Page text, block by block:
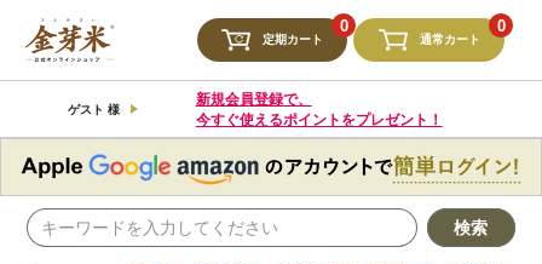
定期カート
0
通常カート
0
ゲスト 様
新規会員登録で、
今すぐ使えるポイントをプレゼント！
検索
注目キーワード： 限定商品 お米の定期便 米粉丸パン 金芽米とは